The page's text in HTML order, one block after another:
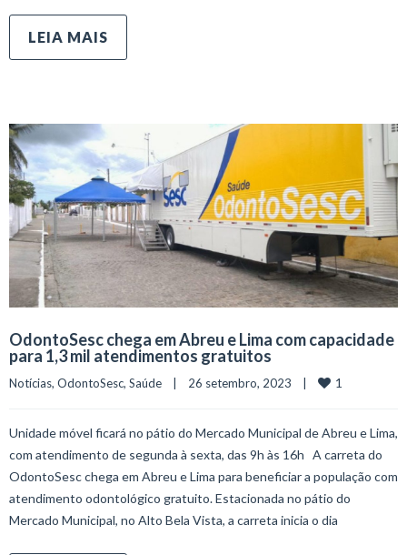
LEIA MAIS
OdontoSesc chega em Abreu e Lima com capacidade
para 1,3 mil atendimentos gratuitos
Notícias, OdontoSesc, Saúde
    |    26 setembro, 2023    |
1
Unidade móvel ficará no pátio do Mercado Municipal de Abreu e Lima,
com atendimento de segunda à sexta, das 9h às 16h A carreta do
OdontoSesc chega em Abreu e Lima para beneficiar a população com
atendimento odontológico gratuito. Estacionada no pátio do
Mercado Municipal, no Alto Bela Vista, a carreta inicia o dia